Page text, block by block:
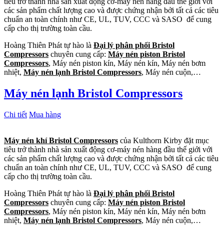
các sản phẩm chất lượng cao và được chứng nhận bởi tất cả các tiêu
chuẩn an toàn chính như CE, UL, TUV, CCC và SASO để cung
cấp cho thị trường toàn cầu.
Hoàng Thiên Phát tự hào là Đại lý phân phối Bristol
Compressors chuyên cung cấp: Máy nén piston Bristol
Compressors, Máy nén piston kín, Máy nén kín, Máy nén bơm
nhiệt, Máy nén lạnh Bristol Compressors, Máy nén cuộn,…
Máy nén lạnh Bristol Compressors
Chi tiết Mua hàng
Máy nén khí Bristol Compressors của Kulthorn Kirby đặt mục
tiêu trở thành nhà sản xuất động cơ-máy nén hàng đầu thế giới với
các sản phẩm chất lượng cao và được chứng nhận bởi tất cả các tiêu
chuẩn an toàn chính như CE, UL, TUV, CCC và SASO để cung
cấp cho thị trường toàn cầu.
Hoàng Thiên Phát tự hào là Đại lý phân phối Bristol
Compressors chuyên cung cấp: Máy nén piston Bristol
Compressors, Máy nén piston kín, Máy nén kín, Máy nén bơm
nhiệt, Máy nén lạnh Bristol Compressors, Máy nén cuộn,…